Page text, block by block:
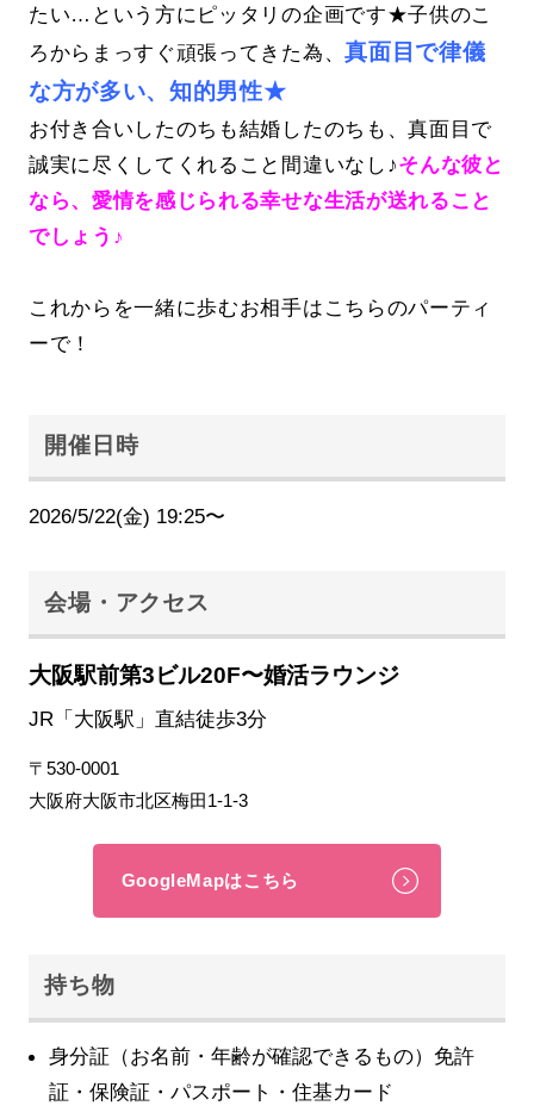
たい…という方にピッタリの企画です★子供のこ
ろからまっすぐ頑張ってきた為、真面目で律儀
な方が多い、知的男性★
お付き合いしたのちも結婚したのちも、真面目で
誠実に尽くしてくれること間違いなし♪そんな彼と
なら、愛情を感じられる幸せな生活が送れること
でしょう♪
これからを一緒に歩むお相手はこちらのパーティ
ーで！
開催日時
2026/5/22(金) 19:25〜
会場・アクセス
大阪駅前第3ビル20F〜婚活ラウンジ
JR「大阪駅」直結徒歩3分
〒530-0001
大阪府大阪市北区梅田1-1-3
GoogleMapはこちら
持ち物
身分証（お名前・年齢が確認できるもの）免許
証・保険証・パスポート・住基カード